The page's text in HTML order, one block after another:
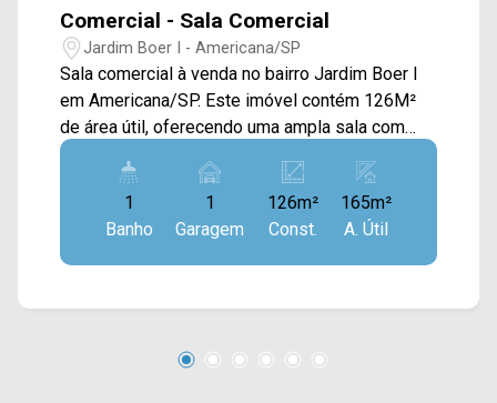
Comercial - Sala Comercial
Jardim Boer I - Americana/SP
Sala comercial à venda no bairro Jardim Boer I
em Americana/SP. Este imóvel contém 126M²
de área útil, oferecendo uma ampla sala com
portas de vidro e esquadrilhas modernas
proporcionando alta visibilidade com iluminação
natural, mezanino de 80m², energia trifásica, 01
sala privativa e copa. Esta sala é excelente para
showroom ou local de atendimento ao público. >
Localizado próximo à Av. Unitika com fácil
com restaurantes, escolas e vários comércios.
1
Banho
1
Garagem
126m²
Const.
165m²
A. Útil